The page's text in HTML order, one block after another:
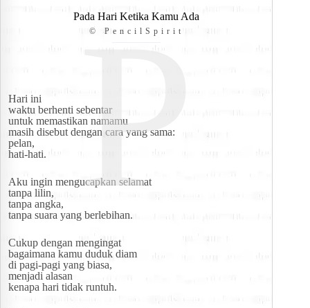
P
Pada Hari Ketika Kamu Ada
© PencilSpirit
Hari ini
waktu berhenti sebentar
untuk memastikan namamu
masih disebut dengan cara yang sama:
pelan,
hati-hati.
Aku ingin mengucapkan selamat
tanpa lilin,
tanpa angka,
tanpa suara yang berlebihan.
Cukup dengan mengingat
bagaimana kamu duduk diam
di pagi-pagi yang biasa,
menjadi alasan
kenapa hari tidak runtuh.